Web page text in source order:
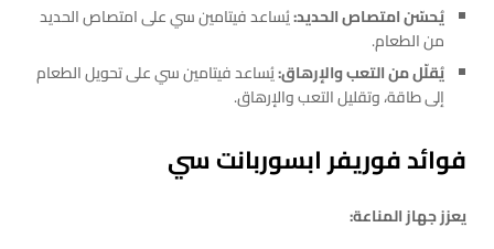
يُحسّن امتصاص الحديد:يُساعد فيتامين سي على امتصاص الحديد
من الطعام.
يُقلّل من التعب والإرهاق:يُساعد فيتامين سي على تحويل الطعام
إلى طاقة، وتقليل التعب والإرهاق.
فوائد فوريفر ابسوربانت سي
يعزز جهاز المناعة: